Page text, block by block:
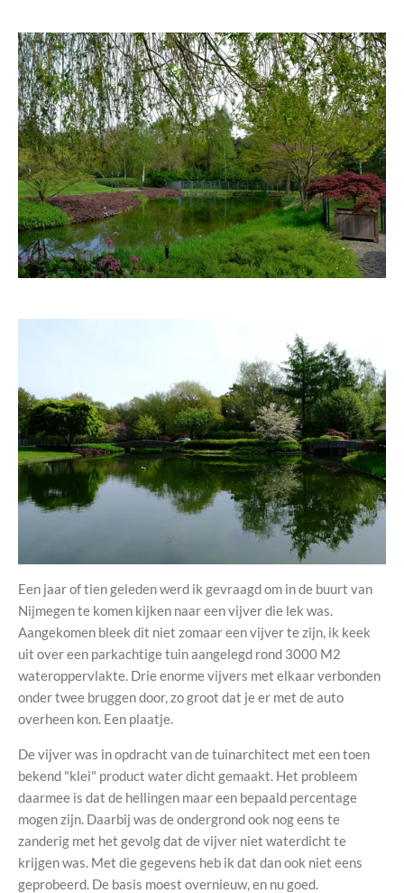
Een jaar of tien geleden werd ik gevraagd om in de buurt van
Nijmegen te komen kijken naar een vijver die lek was.
Aangekomen bleek dit niet zomaar een vijver te zijn, ik keek
uit over een parkachtige tuin aangelegd rond 3000 M2
wateroppervlakte. Drie enorme vijvers met elkaar verbonden
onder twee bruggen door, zo groot dat je er met de auto
overheen kon. Een plaatje.
De vijver was in opdracht van de tuinarchitect met een toen
bekend "klei" product water dicht gemaakt. Het probleem
daarmee is dat de hellingen maar een bepaald percentage
mogen zijn. Daarbij was de ondergrond ook nog eens te
zanderig met het gevolg dat de vijver niet waterdicht te
krijgen was. Met die gegevens heb ik dat dan ook niet eens
geprobeerd. De basis moest overnieuw, en nu goed.